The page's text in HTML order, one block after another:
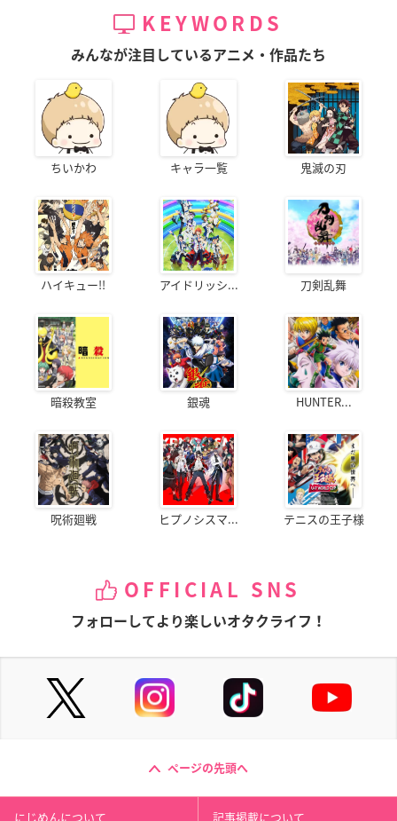
KEYWORDS
みんなが注目しているアニメ・作品たち
ちいかわ キャラ一覧 鬼滅の刃
ハイキュー!! アイドリッシ... 刀剣乱舞
暗殺教室 銀魂 HUNTER...
呪術廻戦 ヒプノシスマ... テニスの王子様
OFFICIAL SNS
フォローしてより楽しいオタクライフ！
ページの先頭へ
にじめんについて 記事掲載について